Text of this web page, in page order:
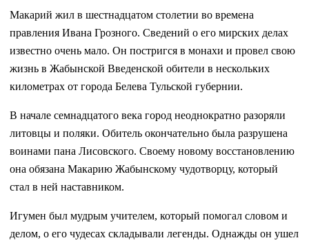
Макарий жил в шестнадцатом столетии во времена
правления Ивана Грозного. Сведений о его мирских делах
известно очень мало. Он постригся в монахи и провел свою
жизнь в Жабынской Введенской обители в нескольких
километрах от города Белева Тульской губернии.
В начале семнадцатого века город неоднократно разоряли
литовцы и поляки. Обитель окончательно была разрушена
воинами пана Лисовского. Своему новому восстановлению
она обязана Макарию Жабынскому чудотворцу, который
стал в ней наставником.
Игумен был мудрым учителем, который помогал словом и
делом, о его чудесах складывали легенды. Однажды он ушел